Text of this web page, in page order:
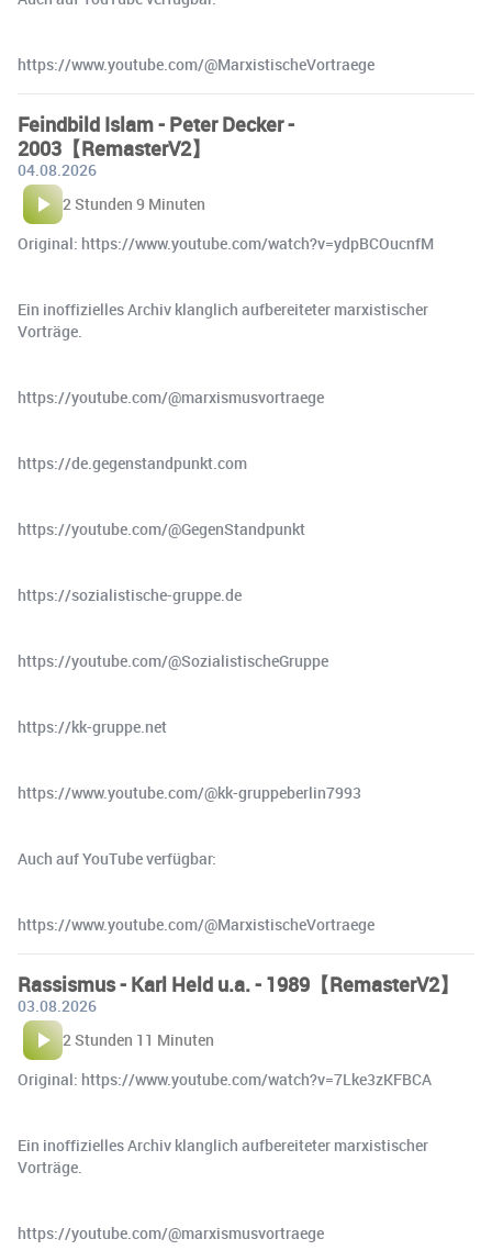
https://www.youtube.com/@MarxistischeVortraege
Feindbild Islam - Peter Decker -
2003【RemasterV2】
04.08.2026
2 Stunden 9 Minuten
Original: https://www.youtube.com/watch?v=ydpBCOucnfM
Ein inoffizielles Archiv klanglich aufbereiteter marxistischer
Vorträge.
https://youtube.com/@marxismusvortraege
https://de.gegenstandpunkt.com
https://youtube.com/@GegenStandpunkt
https://sozialistische-gruppe.de
https://youtube.com/@SozialistischeGruppe
https://kk-gruppe.net
https://www.youtube.com/@kk-gruppeberlin7993
Auch auf YouTube verfügbar:
https://www.youtube.com/@MarxistischeVortraege
Rassismus - Karl Held u.a. - 1989【RemasterV2】
03.08.2026
2 Stunden 11 Minuten
Original: https://www.youtube.com/watch?v=7Lke3zKFBCA
Ein inoffizielles Archiv klanglich aufbereiteter marxistischer
Vorträge.
https://youtube.com/@marxismusvortraege